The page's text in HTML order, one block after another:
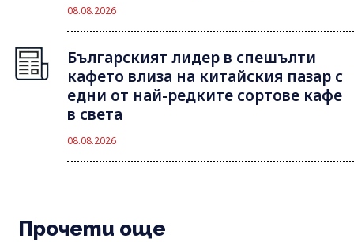
08.08.2026
Българският лидер в спешълти
кафето влиза на китайския пазар с
едни от най-редките сортове кафе
в света
08.08.2026
Прочети още